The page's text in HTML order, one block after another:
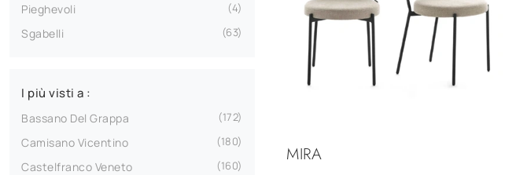
Pieghevoli 4
Sgabelli 63
I più visti a :
Bassano Del Grappa 172
Camisano Vicentino 180
Castelfranco Veneto 160
MIRA